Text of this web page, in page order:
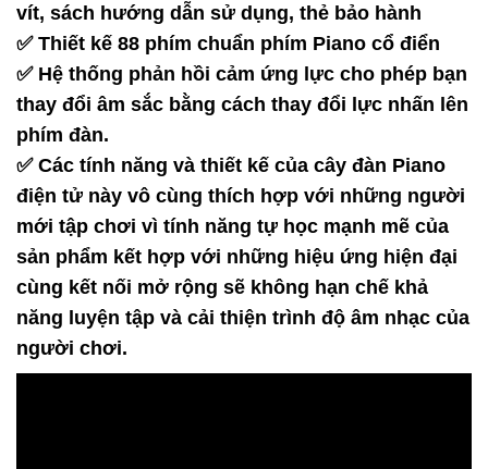
vít, sách hướng dẫn sử dụng, thẻ bảo hành
✅ Thiết kế 88 phím chuẩn phím Piano cổ điển
✅ Hệ thống phản hồi cảm ứng lực cho phép bạn
thay đổi âm sắc bằng cách thay đổi lực nhấn lên
phím đàn.
✅ Các tính năng và thiết kế của cây đàn Piano
điện tử này vô cùng thích hợp với những người
mới tập chơi vì tính năng tự học mạnh mẽ của
sản phẩm kết hợp với những hiệu ứng hiện đại
cùng kết nối mở rộng sẽ không hạn chế khả
năng luyện tập và cải thiện trình độ âm nhạc của
người chơi.